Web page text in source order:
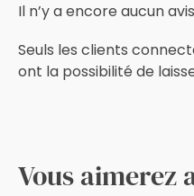
Il n’y a encore aucun avis
Seuls les clients
ont la possibilité de
Vous aimerez